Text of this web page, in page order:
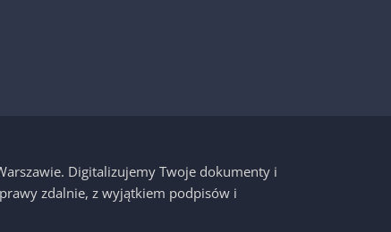
Digitalizujemy Twoje dokumenty i
zdalnie, z wyjątkiem podpisów i